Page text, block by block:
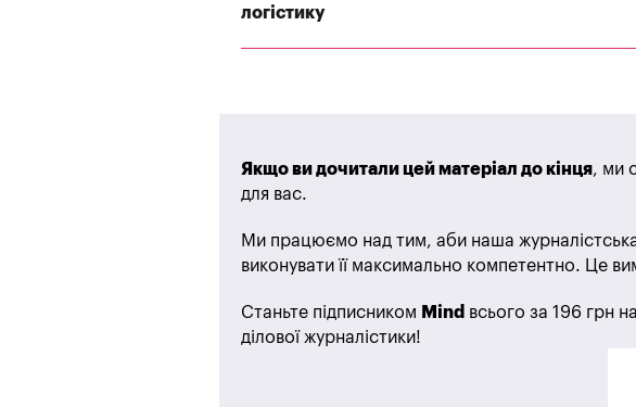
логістику
Якщо ви дочитали цей матеріал до кінця, ми
для вас.
Ми працюємо над тим, аби наша
виконувати її максимально компетентно. Це
Станьте підписником Mind всього за 196 грн
ділової журналістики!